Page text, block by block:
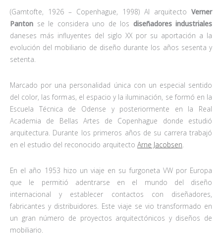
(Gamtofte, 1926 – Copenhague, 1998) Al arquitecto Verner
Panton se le considera uno de los diseñadores industriales
daneses más influyentes del siglo XX por su aportación a la
evolución del mobiliario de diseño durante los años sesenta y
setenta.
Marcado por una personalidad única con un especial sentido
del color, las formas, el espacio y la iluminación, se formó en la
Escuela Técnica de Odense y posteriormente en la Real
Academia de Bellas Artes de Copenhague donde estudió
arquitectura. Durante los primeros años de su carrera trabajó
en el estudio del reconocido arquitecto Arne Jacobsen
En el año 1953 hizo un viaje en su furgoneta VW por Europa
que le permitió adentrarse en el mundo del diseño
internacional y establecer contactos con diseñadores,
fabricantes y distribuidores. Este viaje se vio transformado en
un gran número de proyectos arquitectónicos y diseños de
mobiliario.